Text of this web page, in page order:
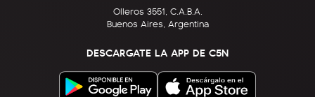
Olleros 3551, C.A.B.A.
Buenos Aires, Argentina
DESCARGATE LA APP DE C5N